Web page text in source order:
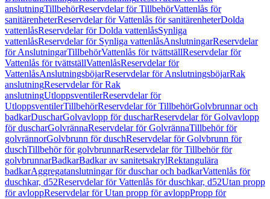
anslutningTillbehörReservdelar för TillbehörVattenlås för
sanitärenheterReservdelar för Vattenlås för sanitärenheterDolda
vattenlåsReservdelar för Dolda vattenlåsSynliga
vattenlåsReservdelar för Synliga vattenlåsAnslutningarReservdelar
för AnslutningarTillbehörVattenlås för tvättställReservdelar för
Vattenlås för tvättställVattenlåsReservdelar för
VattenlåsAnslutningsböjarReservdelar för AnslutningsböjarRak
anslutningReservdelar för Rak
anslutningUtloppsventilerReservdelar för
UtloppsventilerTillbehörReservdelar för TillbehörGolvbrunnar och
badkarDuscharGolvavlopp för duscharReservdelar för Golvavlopp
för duscharGolvrännaReservdelar för GolvrännaTillbehör för
golvrännorGolvbrunn för duschReservdelar för Golvbrunn för
duschTillbehör för golvbrunnarReservdelar för Tillbehör för
golvbrunnarBadkarBadkar av sanitetsakrylRektangulära
badkarAggregatanslutningar för duschar och badkarVattenlås för
duschkar, d52Reservdelar för Vattenlås för duschkar, d52Utan propp
för avloppReservdelar för Utan propp för avloppPropp för